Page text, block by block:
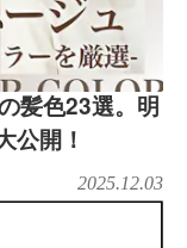
髪色23選。明
公開！
2025.12.03